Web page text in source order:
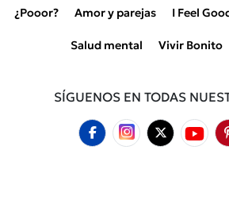
¿Pooor? Amor y parejas I Feel
Salud mental Vivir Bonito
SÍGUENOS EN TODAS